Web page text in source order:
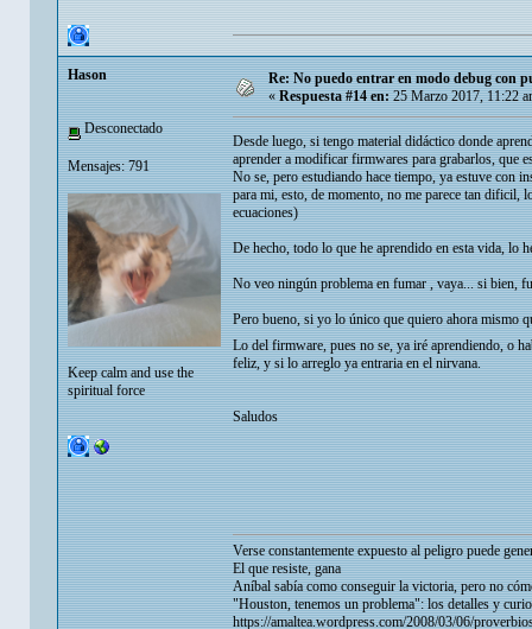
Hason
Desconectado
Mensajes: 791
Keep calm and use the
spiritual force
Re: No puedo entrar en modo debug con
«Respuesta #14 en:25 Marzo 2017, 11:22
Desde luego, si tengo material didáctico donde
aprender a modificar firmwares para grabarlos, que
No se, pero estudiando hace tiempo, ya estuve con
para mi, esto, de momento, no me parece tan dificil,
ecuaciones)
De hecho, todo lo que he aprendido en esta vida, lo
No veo ningún problema en fumar , vaya... si bien,
Pero bueno, si yo lo único que quiero ahora mismo
Lo del firmware, pues no se, ya iré aprendiendo, o
feliz, y si lo arreglo ya entraria en el nirvana.
Saludos
Verse constantemente expuesto al peligro puede
El que resiste, gana
Aníbal sabía como conseguir la victoria, pero no
"Houston, tenemos un problema": los detalles y
https://amaltea.wordpress.com/2008/03/06/